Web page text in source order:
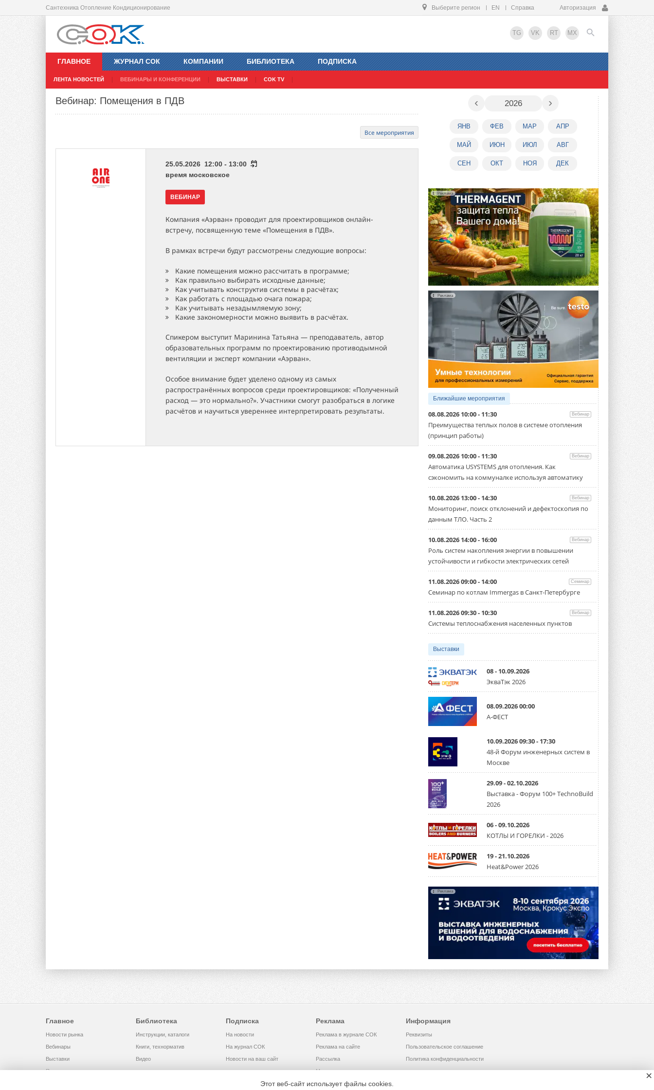
Сантехника Отопление Кондиционирование Выберите регион EN Справка Авторизация
TG VK RT MX
ГЛАВНОЕ
ЛЕНТА НОВОСТЕЙ ВЕБИНАРЫ И КОНФЕРЕНЦИИ ВЫСТАВКИ COK TV
ЖУРНАЛ СОК КОМПАНИИ БИБЛИОТЕКА ПОДПИСКА
EN
Вебинар: Помещения в ПДВ
Все мероприятия
25.05.2026 12:00 - 13:00
время московское
ВЕБИНАР
Компания «Аэрван» проводит для проектировщиков онлайн-
встречу, посвященную теме «Помещения в ПДВ».
В рамках встречи будут рассмотрены следующие вопросы:
Какие помещения можно рассчитать в программе;
Как правильно выбирать исходные данные;
Как учитывать конструктив системы в расчётах;
Как работать с площадью очага пожара;
Как учитывать незадымляемую зону;
Какие закономерности можно выявить в расчётах.
Спикером выступит Маринина Татьяна — преподаватель, автор
образовательных программ по проектированию противодымной
вентиляции и эксперт компании «Аэрван».
Особое внимание будет уделено одному из самых
распространённых вопросов среди проектировщиков: «Полученный
расход — это нормально?». Участники смогут разобраться в логике
расчётов и научиться увереннее интерпретировать результаты.
‹ 2026 ›
ЯНВ ФЕВ МАР АПР
МАЙ ИЮН ИЮЛ АВГ
СЕН ОКТ НОЯ ДЕК
Реклама
Реклама
Ближайшие мероприятия
08.08.2026 10:00 - 11:30 Вебинар
Преимущества теплых полов в системе отопления
(принцип работы)
09.08.2026 10:00 - 11:30 Вебинар
Автоматика USYSTEMS для отопления. Как
сэкономить на коммуналке используя автоматику
10.08.2026 13:00 - 14:30 Вебинар
Мониторинг, поиск отклонений и дефектоскопия по
данным ТЛО. Часть 2
10.08.2026 14:00 - 16:00 Вебинар
Роль систем накопления энергии в повышении
устойчивости и гибкости электрических сетей
11.08.2026 09:00 - 14:00 Семинар
Семинар по котлам Immergas в Санкт-Петербурге
11.08.2026 09:30 - 10:30 Вебинар
Системы теплоснабжения населенных пунктов
Выставки
08 - 10.09.2026
ЭкваТэк 2026
08.09.2026 00:00
А-ФЕСТ
10.09.2026 09:30 - 17:30
48-й Форум инженерных систем в
Москве
29.09 - 02.10.2026
Выставка - Форум 100+ TechnoBuild
2026
06 - 09.10.2026
КОТЛЫ И ГОРЕЛКИ - 2026
19 - 21.10.2026
Heat&Power 2026
Реклама
Главное
Новости рынка
Вебинары
Выставки
Помощь
Библиотека
Инструкции, каталоги
Книги, технорматив
Видео
Подписка
На новости
На журнал СОК
Новости на ваш сайт
Реклама
Реклама в журнале СОК
Реклама на сайте
Рассылка
Медиакит
Информация
Реквизиты
Пользовательское соглашение
Политика конфиденциальности
Этот веб-сайт использует файлы cookies.
×